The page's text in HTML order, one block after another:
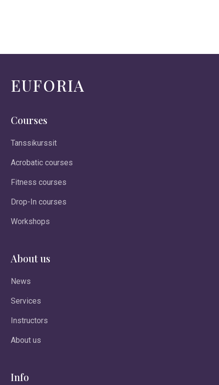
EUFORIA
Courses
Tanssikurssit
Acrobatic courses
Fitness courses
Drop-In courses
Workshops
About us
News
Services
Instructors
About us
Info